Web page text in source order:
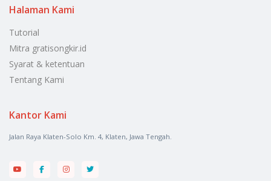
Halaman Kami
Tutorial
Mitra gratisongkir.id
Syarat & ketentuan
Tentang Kami
Kantor Kami
Jalan Raya Klaten-Solo Km. 4, Klaten, Jawa Tengah.